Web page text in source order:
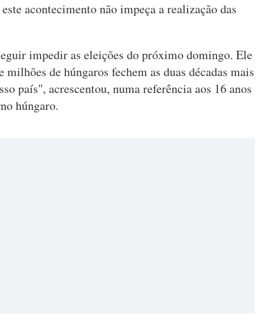
acontecimento não impeça a realização das
impedir as eleições do próximo domingo. Ele
de húngaros fechem as duas décadas mais
país", acrescentou, numa referência aos 16 anos
húngaro.